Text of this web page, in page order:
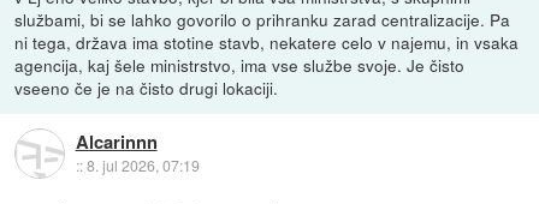
službami, bi se lahko govorilo o prihranku zarad centralizacije. Pa
ni tega, država ima stotine stavb, nekatere celo v najemu, in vsaka
agencija, kaj šele ministrstvo, ima vse službe svoje. Je čisto
vseeno če je na čisto drugi lokaciji.
Alcarinnn
::8. jul 2026, 07:19